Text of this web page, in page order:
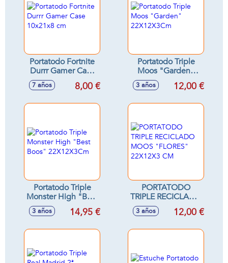
Portatodo Fortnite
Durrr Gamer Case
10x21x8 cm
7 años 8,00 €
Portatodo Triple
Moos "Garden"
22X12X3Cm
3 años 12,00 €
Portatodo Triple
Monster High "Best
Boos" 22X12X3Cm
3 años 14,95 €
PORTATODO
TRIPLE RECICLADO
MOOS "FLORES"
22X12X3 CM
3 años 12,00 €